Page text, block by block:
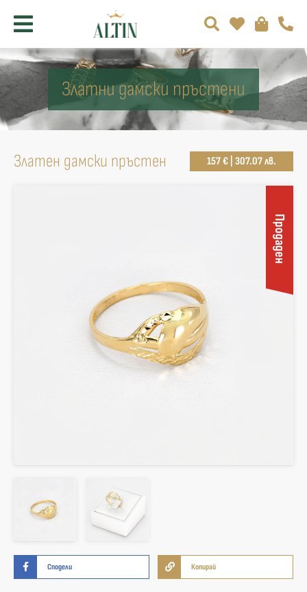
Златни дамски пръстени
Златен дамски пръстен 157 € | 307.07 лв.
Продаден
Сподели Копирай